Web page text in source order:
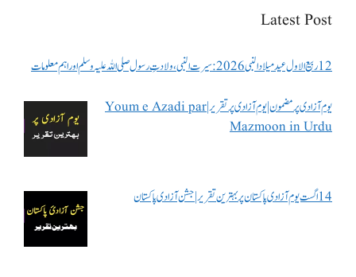
Latest Post
12 ربیع الاول عید میلاد النبی 2026: سیرت النبی، ولادتِ رسول صلی اللہ علیہ وسلم اور اہم معلومات
یوم آزادی پر مضمون | یوم آزادی پر تقریر | Youm e Azadi par
Mazmoon in Urdu
14 اگست یوم آزادی پاکستان پر بہترین تقریر | جشن آزادی پاکستان